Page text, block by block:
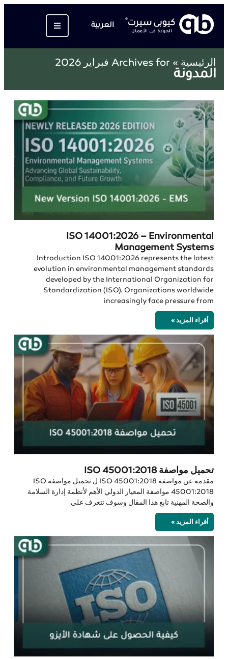
العربية
الرئيسية » Archives for فبراير 2026
المدونة
ISO 14001:2026 – Environmental
Management Systems
Introduction ISO 14001:2026 represents the latest
evolution in environmental management standards
developed by the International Organization for
Standardization (ISO). Organizations worldwide
increasingly face pressure from
أقراء المزيد »
تحميل مواصفة ISO 45001:2018
مقدمة عن مواصفة ISO 45001:2018 ل تحميل مواصفة ISO
45001:2018 مواصفة المعيار الدولي الأهم لأنظمة إدارة السلامة
والصحة المهنية تابع هذا المقال وسوف تتعرف علي
أقراء المزيد »